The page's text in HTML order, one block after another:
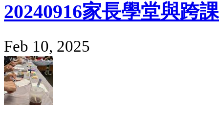
20240916家長學堂與跨
Feb 10, 2025